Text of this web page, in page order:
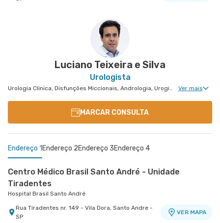
Rua Das Perobas nr. 266 - Jabaquara, Sao Paulo
Luciano Teixeira e Silva
Urologista
Urologia Clinica, Disfunções Miccionais, Andrologia, Uroginecologia, Infertilidade Masculina, Urologia Oncológica, Cirurgia Robótica Urológica, Urologia Pediátrica Ver mais
MARCAR CONSULTA
Endereço 1 Endereço 2Endereço 3Endereço 4
Centro Médico Brasil Santo André - Unidade
Tiradentes
Hospital Brasil Santo André
Rua Tiradentes nr. 149 - Vila Dora, Santo Andre -
SP
VER MAPA